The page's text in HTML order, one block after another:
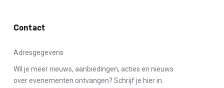
Contact
Adresgegevens
Wil je meer nieuws, aanbiedingen, acties en nieuws
over evenementen ontvangen? Schrijf je hier in.